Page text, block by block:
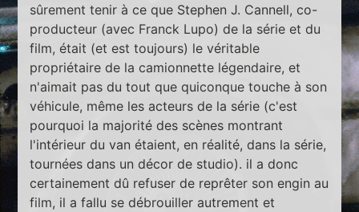
sûrement tenir à ce que Stephen J. Cannell, co-
producteur (avec Franck Lupo) de la série et du
film, était (et est toujours) le véritable
propriétaire de la camionnette légendaire, et
n'aimait pas du tout que quiconque touche à son
véhicule, même les acteurs de la série (c'est
pourquoi la majorité des scènes montrant
l'intérieur du van étaient, en réalité, dans la série,
tournées dans un décor de studio). il a donc
certainement dû refuser de reprêter son engin au
film, il a fallu se débrouiller autrement et